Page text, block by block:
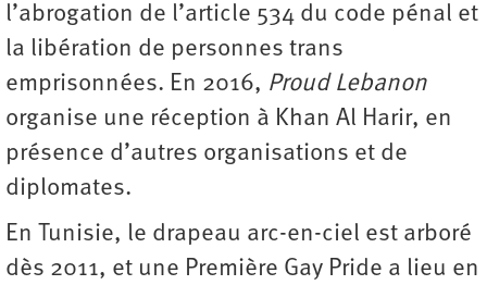
l’abrogation de l’article 534 du code pénal et
la libération de personnes trans
emprisonnées. En 2016, Proud Lebanon
organise une réception à Khan Al Harir, en
présence d’autres organisations et de
diplomates.
En Tunisie, le drapeau arc-en-ciel est arboré
dès 2011, et une Première Gay Pride a lieu en